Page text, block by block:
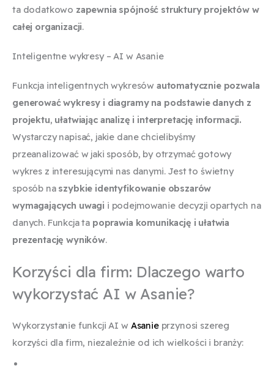
ta dodatkowo zapewnia spójność struktury projektów w
całej organizacji.
Inteligentne wykresy – AI w Asanie
Funkcja inteligentnych wykresów automatycznie pozwala
generować wykresy i diagramy na podstawie danych z
projektu, ułatwiając analizę i interpretację informacji.
Wystarczy napisać, jakie dane chcielibyśmy
przeanalizować w jaki sposób, by otrzymać gotowy
wykres z interesującymi nas danymi. Jest to świetny
sposób na szybkie identyfikowanie obszarów
wymagających uwagi i podejmowanie decyzji opartych na
danych. Funkcja ta poprawia komunikację i ułatwia
prezentację wyników.
Korzyści dla firm: Dlaczego warto
wykorzystać AI w Asanie?
Wykorzystanie funkcji AI w Asanieprzynosi szereg
korzyści dla firm, niezależnie od ich wielkości i branży: